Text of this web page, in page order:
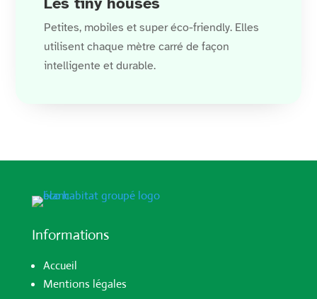
Petites, mobiles et super éco-friendly. Elles
utilisent chaque mètre carré de façon
intelligente et durable.
Informations
Accueil
Mentions légales